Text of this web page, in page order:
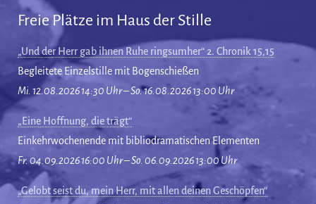
Freie Plätze im Haus der Stille
„Und der Herr gab ihnen Ruhe ringsumher“ 2. Chronik 15,15
Begleitete Einzelstille mit Bogenschießen
Mi. 12.08.2026 14:30 Uhr – So. 16.08.2026 13:00 Uhr
„Eine Hoffnung, die trägt“
Einkehrwochenende mit bibliodramatischen Elementen
Fr. 04.09.2026 16:00 Uhr – So. 06.09.2026 13:00 Uhr
„Gelobt seist du, mein Herr, mit allen deinen Geschöpfen“